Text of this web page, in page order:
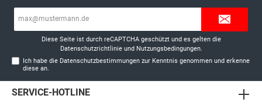
Diese Seite ist durch reCAPTCHA geschützt und es gelten die
Datenschutzrichtlinieund Nutzungsbedingungen.
Ich habe die Datenschutzbestimmungen zur Kenntnis genommen und erkenne
diese an.
SERVICE-HOTLINE